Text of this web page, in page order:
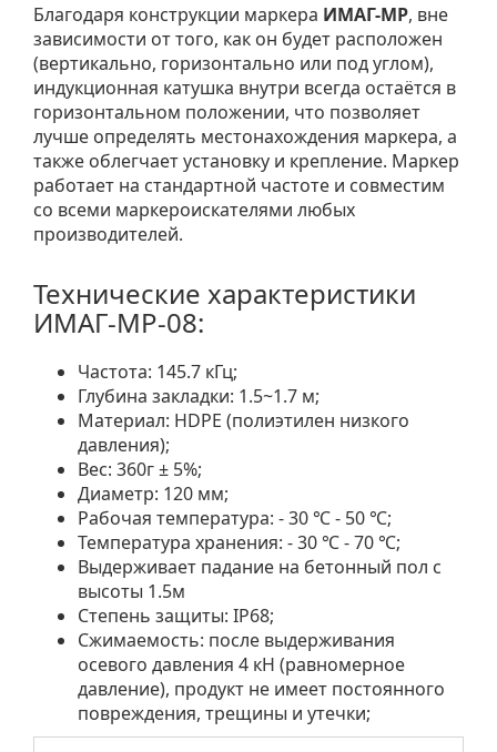
Благодаря конструкции маркера ИМАГ-MP, вне
зависимости от того, как он будет расположен
(вертикально, горизонтально или под углом),
индукционная катушка внутри всегда остаётся в
горизонтальном положении, что позволяет
лучше определять местонахождения маркера, а
также облегчает установку и крепление. Маркер
работает на стандартной частоте и совместим
со всеми маркероискателями любых
производителей.
Технические характеристики
ИМАГ-MP-08:
Частота: 145.7 кГц;
Глубина закладки: 1.5~1.7 м;
Материал: HDPE (полиэтилен низкого
давления);
Вес: 360г ± 5%;
Диаметр: 120 мм;
Рабочая температура: - 30 ℃ - 50 ℃;
Температура хранения: - 30 ℃ - 70 ℃;
Выдерживает падание на бетонный пол с
высоты 1.5м
Степень защиты: IP68;
Сжимаемость: после выдерживания
осевого давления 4 кН (равномерное
давление), продукт не имеет постоянного
повреждения, трещины и утечки;